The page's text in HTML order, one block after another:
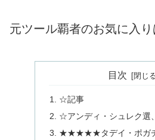
元ツール覇者のお気に入
目次
☆記事
☆アンディ・シュレク選
★★★★★タデイ・ポガチ